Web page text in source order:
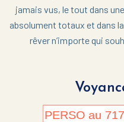
jamais vus, le tout dans
absolument totaux et dans
rêver n’importe qui